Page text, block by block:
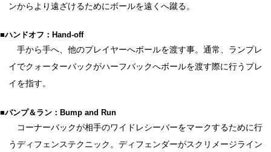
ンからより遠ざけるためにボールを遠くへ蹴る。
■ハンドオフ：Hand-off
手から手へ、他のプレイヤーへボールを渡す事。通常、ランプレ
イでクォーターバックがハーフバックへボールを渡す際に行うプレ
イを指す。
■バンプ＆ラン：Bump and Run
コーナーバックが相手のワイドレシーバーをマークするために行
うディフェンステクニック。ディフェンダーがスクリメージライン